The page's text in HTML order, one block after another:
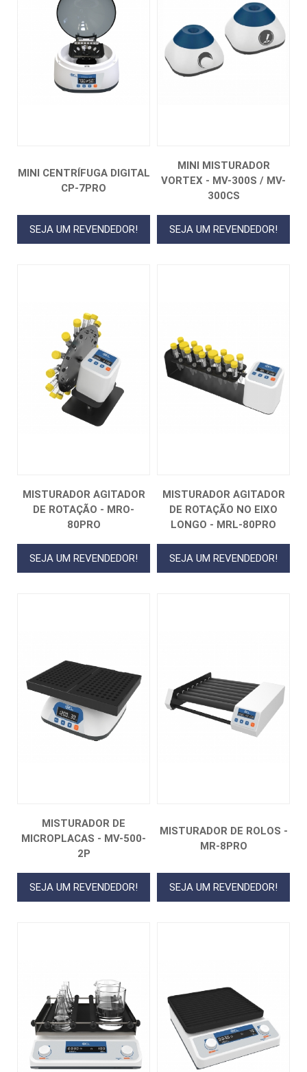
MINI CENTRÍFUGA DIGITAL
CP-7PRO
SEJA UM REVENDEDOR!
MINI MISTURADOR
VORTEX - MV-300S / MV-
300CS
SEJA UM REVENDEDOR!
MISTURADOR AGITADOR
DE ROTAÇÃO - MRO-
80PRO
SEJA UM REVENDEDOR!
MISTURADOR AGITADOR
DE ROTAÇÃO NO EIXO
LONGO - MRL-80PRO
SEJA UM REVENDEDOR!
MISTURADOR DE
MICROPLACAS - MV-500-
2P
SEJA UM REVENDEDOR!
MISTURADOR DE ROLOS -
MR-8PRO
SEJA UM REVENDEDOR!